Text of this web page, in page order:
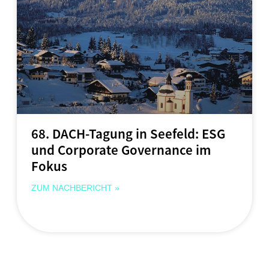
68. DACH-Tagung in Seefeld: ESG
und Corporate Governance im
Fokus
ZUM NACHBERICHT »